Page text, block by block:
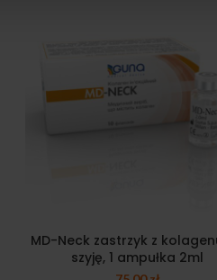
MD-Neck zastrzyk z
szyję, 1 ampułka 2ml